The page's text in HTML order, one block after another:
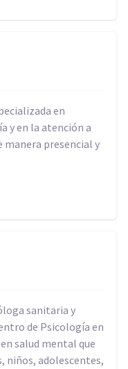
en
y en la atención a
manera presencial y
sanitaria y
de Psicología en
salud mental que
niños, adolescentes,